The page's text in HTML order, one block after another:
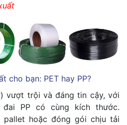
cho bạn: PET hay PP?
vượt trội và đáng tin cậy, với
PP có cùng kích thước.
pallet hoặc đóng gói chịu tải